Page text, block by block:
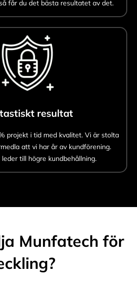
får du det bästa resultatet av det.
resultat
projekt i tid med kvalitet. Vi är stolta
att vi har år av kundförening.
till högre kundbehållning.
Munfatech för